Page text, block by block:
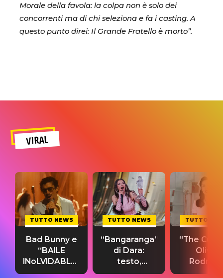
Morale della favola: la colpa non è solo dei
concorrenti ma di chi seleziona e fa i casting. A
questo punto direi: Il Grande Fratello è morto”.
VIRAL
TUTTO NEWS
Bad Bunny e
“BAILE
INoLVIDABLE”:
testo,
TUTTO NEWS
“Bangaranga”
di Dara:
testo,
traduzione e
TUTTO
“The
Olivia
testo,